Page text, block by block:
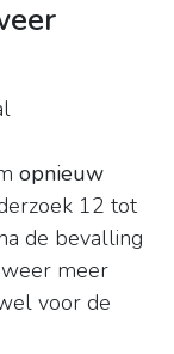
opnieuw
12 tot
de bevalling
meer
voor de